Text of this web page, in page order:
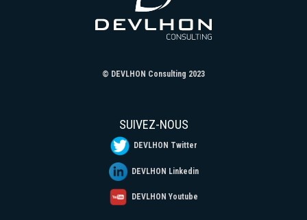
© DEVLHON Consulting 2023
SUIVEZ-NOUS
DEVLHON Twitter
DEVLHON Linkedin
DEVLHON Youtube